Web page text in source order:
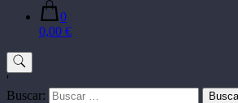
0
0,00 €
'
Buscar: